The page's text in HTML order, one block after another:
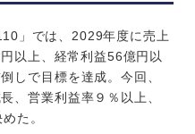
」では、2029年度に売上
以上、経常利益56億円以
しで目標を達成。今回、
、営業利益率９％以上、
た。